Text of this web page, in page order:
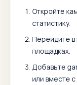
Откройте
статистику.
Перейдите в
площадках.
Добавьте
или вместе